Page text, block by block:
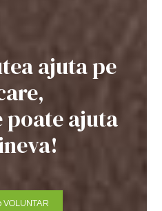
ajuta pe
poate ajuta
VOLUNTAR